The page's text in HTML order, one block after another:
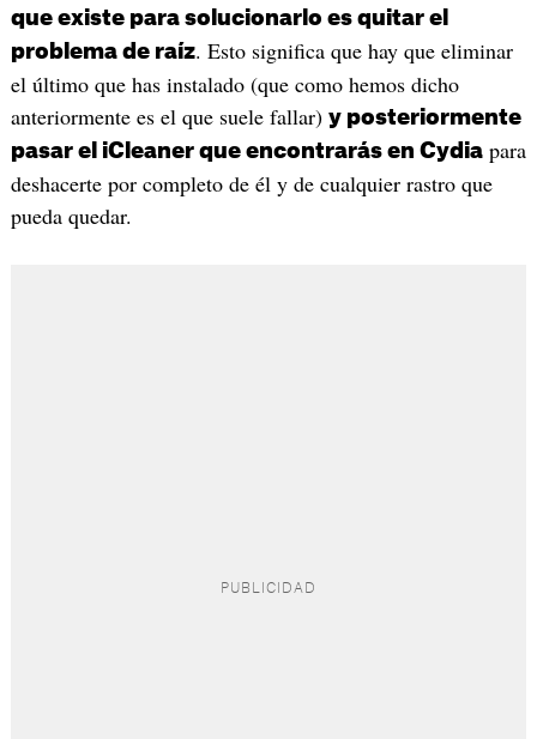
que existe para solucionarlo es quitar el
problema de raíz. Esto significa que hay que eliminar
el último que has instalado (que como hemos dicho
anteriormente es el que suele fallar) y posteriormente
pasar el iCleaner que encontrarás en Cydiapara
deshacerte por completo de él y de cualquier rastro que
pueda quedar.